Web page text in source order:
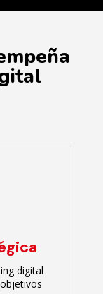
digital